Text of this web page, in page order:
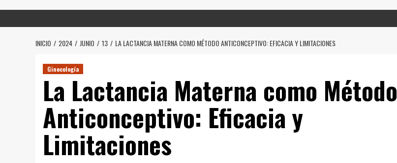
INICIO 2024 JUNIO 13 LA LACTANCIA MATERNA COMO MÉTODO ANTICONCEPTIVO: EFICACIA Y LIMITACIONES
Ginecología
La Lactancia Materna como Método
Anticonceptivo: Eficacia y
Limitaciones